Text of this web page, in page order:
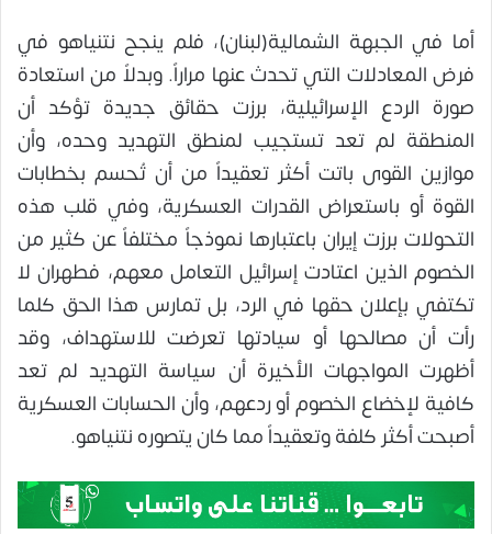
أما في الجبهة الشمالية(لبنان)، فلم ينجح نتنياهو في
فرض المعادلات التي تحدث عنها مراراً. وبدلاً من استعادة
صورة الردع الإسرائيلية، برزت حقائق جديدة تؤكد أن
المنطقة لم تعد تستجيب لمنطق التهديد وحده، وأن
موازين القوى باتت أكثر تعقيداً من أن تُحسم بخطابات
القوة أو باستعراض القدرات العسكرية، وفي قلب هذه
التحولات برزت إيران باعتبارها نموذجاً مختلفاً عن كثير من
الخصوم الذين اعتادت إسرائيل التعامل معهم، فطهران لا
تكتفي بإعلان حقها في الرد، بل تمارس هذا الحق كلما
رأت أن مصالحها أو سيادتها تعرضت للاستهداف، وقد
أظهرت المواجهات الأخيرة أن سياسة التهديد لم تعد
كافية لإخضاع الخصوم أو ردعهم، وأن الحسابات العسكرية
أصبحت أكثر كلفة وتعقيداً مما كان يتصوره نتنياهو.